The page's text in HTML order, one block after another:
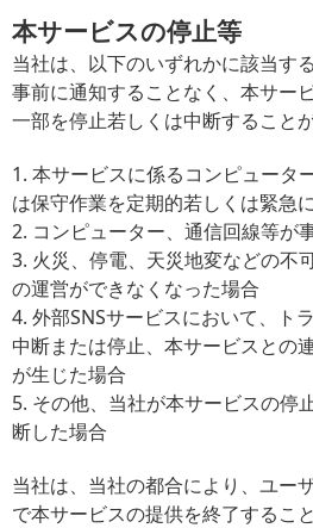
本サービスの停止等
当社は、以下のいずれかに該当す
事前に通知することなく、本サー
一部を停止若しくは中断すること
1. 本サービスに係るコンピュータ
は保守作業を定期的若しくは緊急
2. コンピューター、通信回線等が
3. 火災、停電、天災地変などの不
の運営ができなくなった場合
4. 外部SNSサービスにおいて、ト
中断または停止、本サービスとの
が生じた場合
5. その他、当社が本サービスの停
断した場合
当社は、当社の都合により、ユー
で本サービスの提供を終了するこ